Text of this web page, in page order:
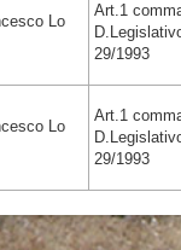
Lo
Art.1
29/1993
Lo
Art.1
29/1993